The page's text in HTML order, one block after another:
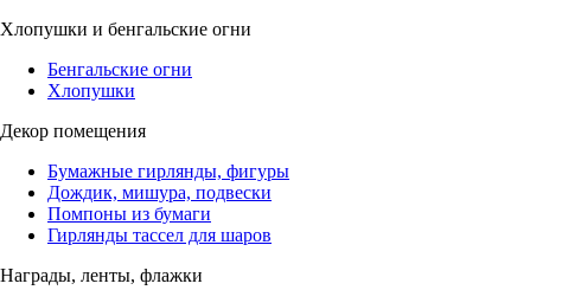
Хлопушки и бенгальские огни
Бенгальские огни
Хлопушки
Декор помещения
Бумажные гирлянды, фигуры
Дождик, мишура, подвески
Помпоны из бумаги
Гирлянды тассел для шаров
Награды, ленты, флажки